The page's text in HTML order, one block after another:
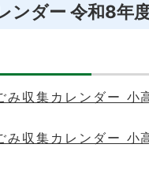
ンダー 令和8年
み収集カレンダー
み収集カレンダー